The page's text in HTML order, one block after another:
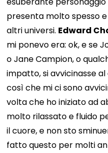
presenta molto spesso
altri universi. Edward
mi ponevo era: ok, e se
o Jane Campion, o
impatto, si avvicinasse
così che mi ci sono
volta che ho iniziato ad
molto rilassato e fluido
il cuore, e non sto
fatto questo per molti